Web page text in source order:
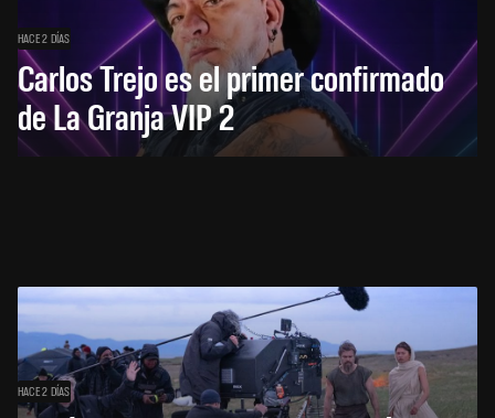
HACE 2 DÍAS
Carlos Trejo es el primer confirmado
de La Granja VIP 2
HACE 2 DÍAS